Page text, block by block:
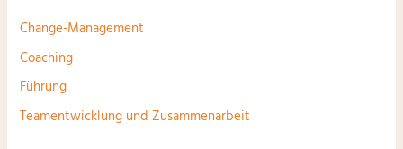
Change-Management
Coaching
Führung
Teamentwicklung und Zusammenarbeit